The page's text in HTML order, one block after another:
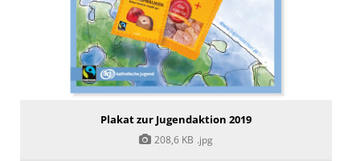
Plakat zur Jugendaktion 2019
208,6 KB .jpg